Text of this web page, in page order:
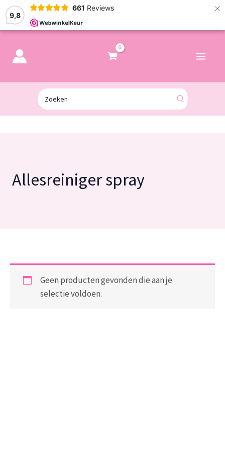
9,8
661 Reviews ×
Zoeken
naar:
Allesreiniger spray
Geen producten gevonden die aan je
selectie voldoen.